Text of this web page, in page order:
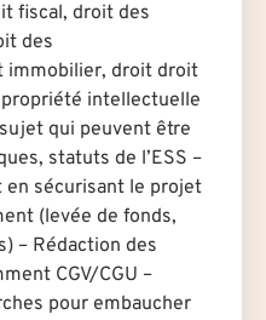
fiscal, droit des
des
immobilier, droit droit
intellectuelle
qui peuvent être
statuts de l’ESS –
en sécurisant le projet
(levée de fonds,
– Rédaction des
CGV/CGU –
pour embaucher